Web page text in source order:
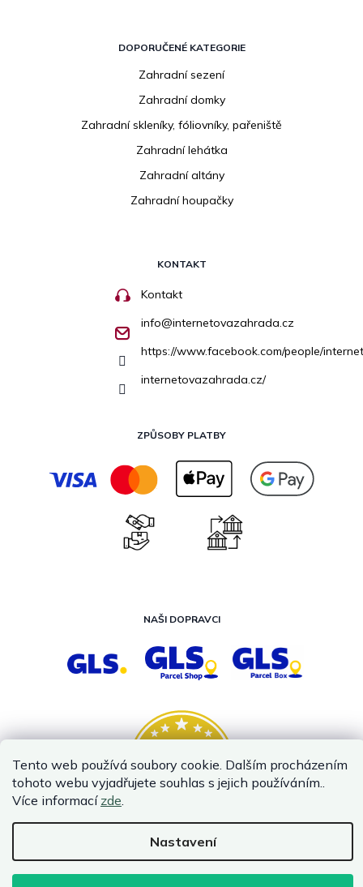
Tento web používá soubory cookie. Dalším procházením
tohoto webu vyjadřujete souhlas s jejich používáním..
Více informací zde.
Nastavení
DOPORUČENÉ KATEGORIE
Zahradní sezení
Zahradní domky
Zahradní skleníky, fóliovníky, pařeniště
Zahradní lehátka
Zahradní altány
Zahradní houpačky
KONTAKT
Kontakt
info@internetovazahrada.cz
https://www.facebook.com/people/
internetovazahrada.cz/
ZPŮSOBY PLATBY
NAŠI DOPRAVCI